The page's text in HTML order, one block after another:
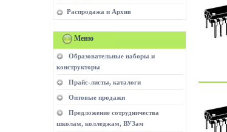
Распродажа и Архив
Меню
Образовательные наборы и
конструкторы
Прайс-листы, каталоги
Оптовые продажи
Предложение сотрудничества
школам, колледжам, ВУЗам